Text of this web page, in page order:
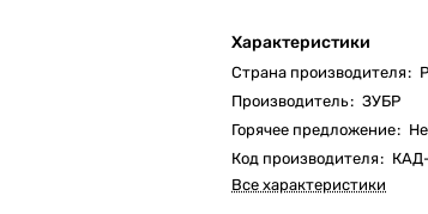
Характеристики
Страна производителя:
Производитель: ЗУБР
Горячее предложение:
Код производителя:
Все характеристики